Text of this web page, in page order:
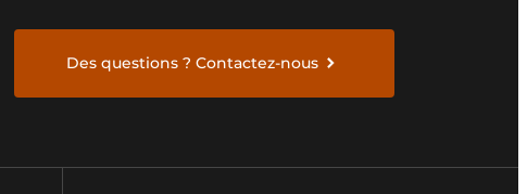
Des questions ? Contactez-nous